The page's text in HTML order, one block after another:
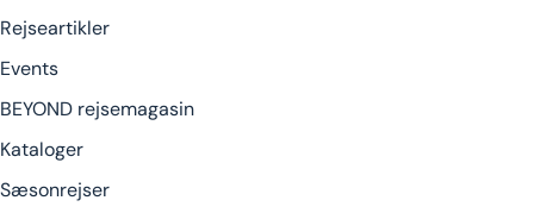
Rejseartikler
Events
BEYOND rejsemagasin
Kataloger
Sæsonrejser